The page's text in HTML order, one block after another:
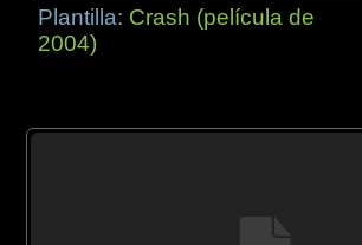
Plantilla: Crash (película de
2004)